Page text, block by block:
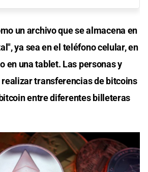
un archivo que se almacena en
ya sea en el teléfono celular, en
en una tablet. Las personas y
transferencias de bitcoins
entre diferentes billeteras